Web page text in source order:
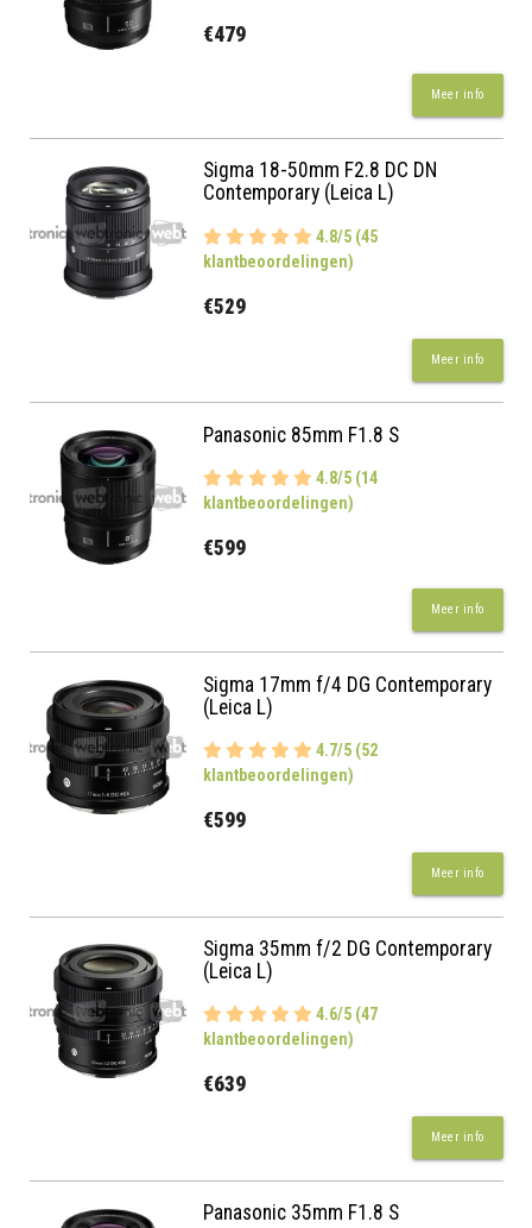
€479
Meer info
Sigma 18-50mm F2.8 DC DN
Contemporary (Leica L)
4.8/5 (45
klantbeoordelingen)
€529
Meer info
Panasonic 85mm F1.8 S
4.8/5 (14
klantbeoordelingen)
€599
Meer info
Sigma 17mm f/4 DG Contemporary
(Leica L)
4.7/5 (52
klantbeoordelingen)
€599
Meer info
Sigma 35mm f/2 DG Contemporary
(Leica L)
4.6/5 (47
klantbeoordelingen)
€639
Meer info
Panasonic 35mm F1.8 S